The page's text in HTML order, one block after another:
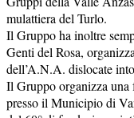
mulattiera del Turlo.
Il Gruppo ha inoltre
Genti del Rosa,
dell’A.N.A. dislocate
Il Gruppo organizza una
presso il Municipio di